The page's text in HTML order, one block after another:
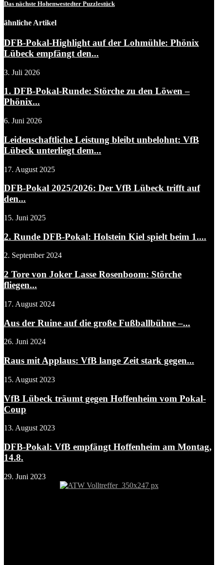
Das nächste Hohenwestedter Puzzlestück
ähnliche Artikel
DFB-Pokal-Highlight auf der Lohmühle: Phönix
Lübeck empfängt den...
3. Juli 2026
1. DFB-Pokal-Runde: Störche zu den Löwen –
Phönix...
6. Juni 2026
Leidenschaftliche Leistung bleibt unbelohnt: VfB
Lübeck unterliegt dem...
17. August 2025
DFB-Pokal 2025/2026: Der VfB Lübeck trifft auf
den...
15. Juni 2025
2. Runde DFB-Pokal: Holstein Kiel spielt beim 1....
2. September 2024
2 Tore von Joker Lasse Rosenboom: Störche
fliegen...
17. August 2024
Aus der Ruine auf die große Fußballbühne –...
26. Juni 2024
Raus mit Applaus: VfB lange Zeit stark gegen...
15. August 2023
VfB Lübeck träumt gegen Hoffenheim vom Pokal-
Coup
13. August 2023
DFB-Pokal: VfB empfängt Hoffenheim am Montag,
14.8.
29. Juni 2023